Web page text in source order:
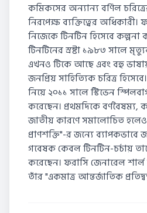
কমিকসের অন্যান্য বর্ণিল
নিরপেক্ষ ব্যক্তিত্বের
নিজেকে টিনটিন হিসেবে কল্পনা
টিনটিনের স্রষ্টা ১৯৮৩ সালে
এখনও টিকে আছে এবং বহু
জনপ্রিয় সাহিত্যিক চরিত্র
নিয়ে ২০১১ সালে স্টিভেন
করেছেন। প্রথমদিকে বর্ণবৈষম্য,
জাতীয় কারণে সমালোচিত
প্রাণশক্তি"-র জন্যে
গবেষক কেবল টিনটিন-চর্চায়
করেছেন। ফরাসি জেনারেল
তাঁর "একমাত্র আন্তর্জাতিক